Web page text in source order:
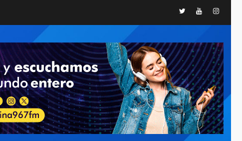
TwitterYoutube
4
TITULARES
Evacúan aldeas en
Guatemala por
erupción de volcán de
Fuego
5
GUERRA EN EL MUNDO
TITULARES
ÚLTIMA HORA
EEUU confía acuerdo
«muy pronto» sobre
Ormuz